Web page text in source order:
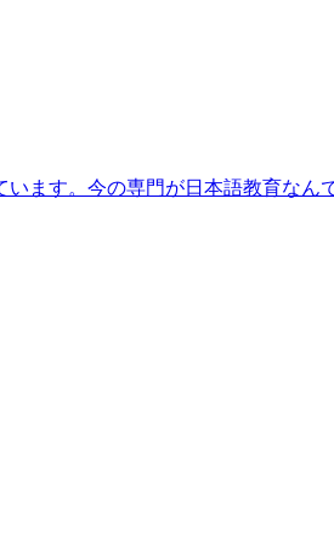
ます。今の専門が日本語教育なん